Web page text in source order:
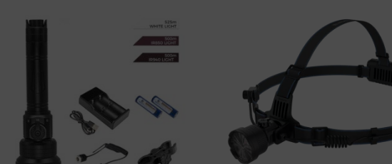
wariantów.
Opcje
można
wybrać
na